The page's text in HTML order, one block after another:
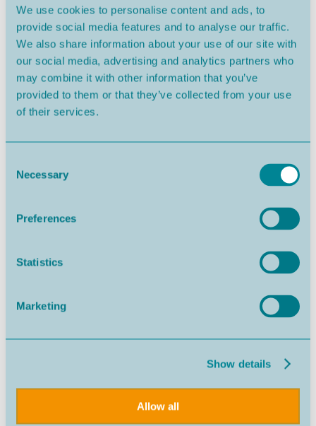
We use cookies to personalise content and ads, to
provide social media features and to analyse our traffic.
We also share information about your use of our site with
our social media, advertising and analytics partners who
may combine it with other information that you’ve
provided to them or that they’ve collected from your use
of their services.
Selection
Necessary
Preferences
Statistics
Marketing
Show details
Allow all